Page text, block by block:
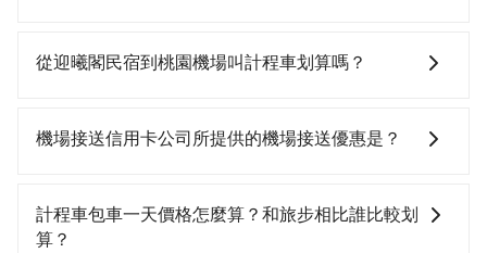
站，叫一輛計程車花費約4,700元、車程約199分鐘。抵
港站前往桃園高鐵站，每人票價200元，再用5分鐘出
站、等待車站前排班的計程車，搭上小黃後約花20分
的地。全程加上轉車時間共4小時36分鐘，假設5位同
行，高鐵加轉乘之平均每人花費為2,240元。不過花蓮縣
沒有半間租車公司，如果不想額外花時間搭車前往鄰近
從迎曦閣民宿到桃園機場叫計程車划算嗎？
灣大車隊。依照里程跳錶計算，價格約為4,230~6,300元
法計程車約1,010輛，計程車密度為雙北的0.5%，也就是
說要臨時叫到小黃的難度是台北或新北的200倍之多。再
機場接送信用卡公司所提供的機場接送優惠是？
不過，每家信用卡公司所提供的機場接送優惠次數都有
所不同，而且詳細的優惠規定也可能會隨時變更。為了
計程車包車一天價格怎麼算？和旅步相比誰比較划
算？